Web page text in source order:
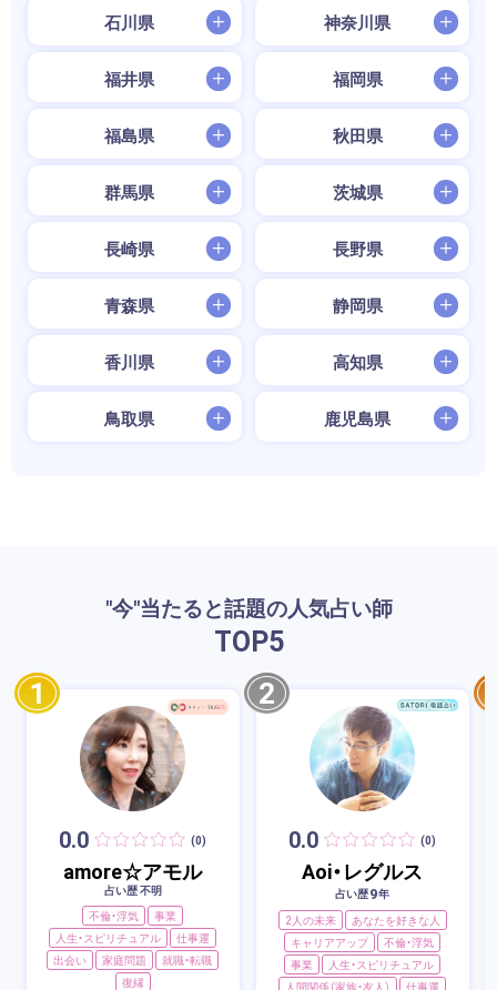
石川県 神奈川県
福井県 福岡県
福島県 秋田県
群馬県 茨城県
長崎県 長野県
青森県 静岡県
香川県 高知県
鳥取県 鹿児島県
"今"当たると話題の人気占い師
TOP5
1
0.0 (0)
amore☆アモル
占い歴 不明
不倫・浮気
事業
人生・スピリチュアル
仕事運
出会い
家庭問題
就職・転職
復縁
2
0.0 (0)
Aoi・レグルス
占い歴9年
2人の未来
あなたを好きな人
キャリアアップ
不倫・浮気
事業
人生・スピリチュアル
人間関係（家族・友人）
仕事運